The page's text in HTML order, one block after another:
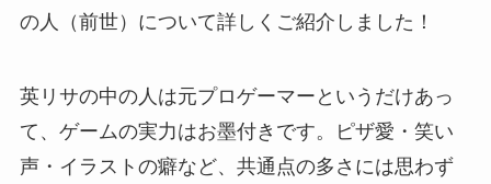
の人（前世）について詳しくご紹介しました！
英リサの中の人は元プロゲーマーというだけあっ
て、ゲームの実力はお墨付きです。ピザ愛・笑い
声・イラストの癖など、共通点の多さには思わず